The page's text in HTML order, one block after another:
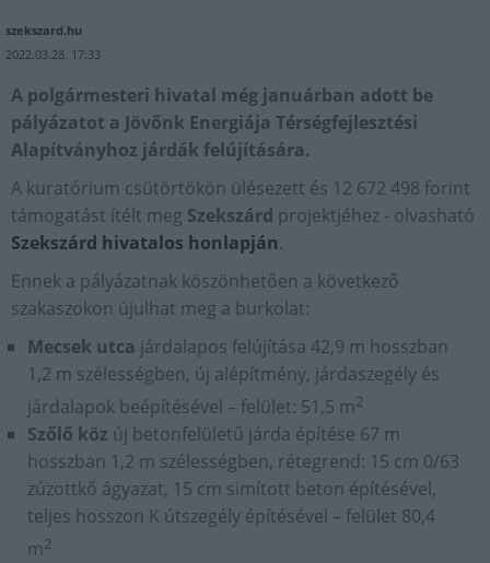
szekszard.hu
2022.03.28. 17:33
A polgármesteri hivatal még januárban adott be
pályázatot a Jövőnk Energiája Térségfejlesztési
Alapítványhoz járdák felújítására.
A kuratórium csütörtökön ülésezett és 12 672 498 forint
támogatást ítélt meg Szekszárd projektjéhez - olvasható
Szekszárd hivatalos honlapján.
Ennek a pályázatnak köszönhetően a következő
szakaszokon újulhat meg a burkolat:
Mecsek utca járdalapos felújítása 42,9 m hosszban
1,2 m szélességben, új alépítmény, járdaszegély és
járdalapok beépítésével – felület: 51,5 m2
Szőlő köz új betonfelületű járda építése 67 m
hosszban 1,2 m szélességben, rétegrend: 15 cm 0/63
zúzottkő ágyazat, 15 cm simított beton építésével,
teljes hosszon K útszegély építésével – felület 80,4
m2